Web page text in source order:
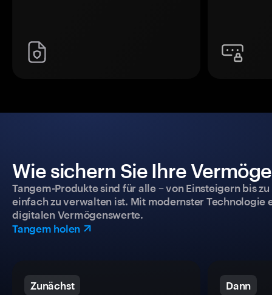
Wie sichern Sie Ihre
Tangem-Produkte sind für alle – von Einsteigern bis
einfach zu verwalten ist. Mit modernster
digitalen Vermögenswerte.
Tangem holen
Zunächst Dann